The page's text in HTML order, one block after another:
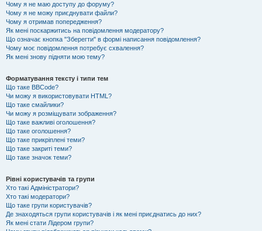
Чому я не маю доступу до форуму?
Чому я не можу приєднувати файли?
Чому я отримав попередження?
Як мені поскаржитись на повідомлення модератору?
Що означає кнопка "Зберегти" в формі написання повідомлення?
Чому моє повідомлення потребує схвалення?
Як мені знову підняти мою тему?
Форматування тексту і типи тем
Що таке BBCode?
Чи можу я використовувати HTML?
Що таке смайлики?
Чи можу я розміщувати зображення?
Що таке важливі оголошення?
Що таке оголошення?
Що таке прикріплені теми?
Що таке закриті теми?
Що таке значок теми?
Рівні користувачів та групи
Хто такі Адміністратори?
Хто такі модератори?
Що таке групи користувачів?
Де знаходяться групи користувачів і як мені приєднатись до них?
Як мені стати Лідером групи?